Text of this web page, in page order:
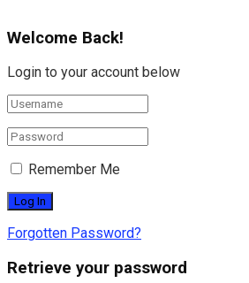
Welcome Back!
Login to your account below
Remember Me
Forgotten Password?
Retrieve your password